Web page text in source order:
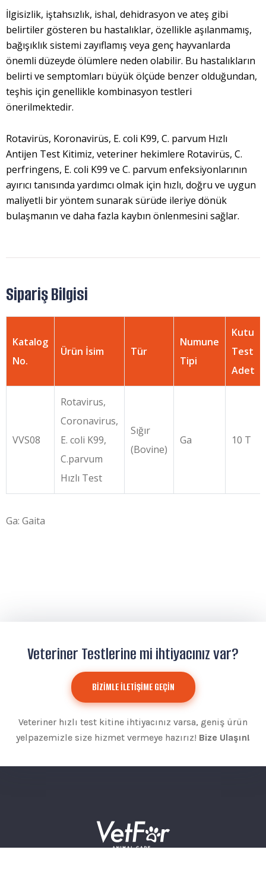
İlgisizlik, iştahsızlık, ishal, dehidrasyon ve ateş gibi
belirtiler gösteren bu hastalıklar, özellikle aşılanmamış,
bağışıklık sistemi zayıflamış veya genç hayvanlarda
önemli düzeyde ölümlere neden olabilir. Bu hastalıkların
belirti ve semptomları büyük ölçüde benzer olduğundan,
teşhis için genellikle kombinasyon testleri
önerilmektedir.
Rotavirüs, Koronavirüs, E. coli K99, C. parvum Hızlı
Antijen Test Kitimiz, veteriner hekimlere Rotavirüs, C.
perfringens, E. coli K99 ve C. parvum enfeksiyonlarının
ayırıcı tanısında yardımcı olmak için hızlı, doğru ve uygun
maliyetli bir yöntem sunarak sürüde ileriye dönük
bulaşmanın ve daha fazla kaybın önlenmesini sağlar.
Sipariş Bilgisi
Katalog
No.
Ürün İsim Tür
Numune
Tipi
Kutu
Test
Adet
VVS08
Rotavirus,
Coronavirus,
E. coli K99,
C.parvum
Hızlı Test
Sığır
(Bovine)
Ga 10 T
Ga: Gaita
Veteriner Testlerine mi ihtiyacınız var?
BİZİMLE İLETİŞİME GEÇİN
Veteriner hızlı test kitine ihtiyacınız varsa, geniş ürün
yelpazemizle size hizmet vermeye hazırız! Bize Ulaşın!